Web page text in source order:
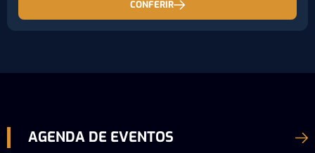
CONFERIR
AGENDA DE EVENTOS